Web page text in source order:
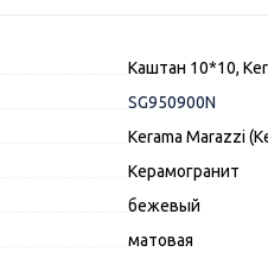
Каштан 10*10,
SG950900N
Kerama Marazzi
Керамогранит
бежевый
матовая